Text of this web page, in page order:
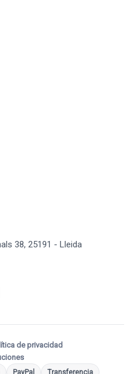
38, 25191 - Lleida
de privacidad
PayPal Transferencia